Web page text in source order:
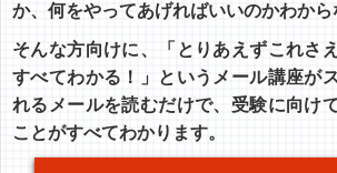
か、何をやってあげればいいのかわか
そんな方向けに、「とりあえずこれさ
すべてわかる！」というメール講座が
れるメールを読むだけで、受験に向け
ことがすべてわかります。